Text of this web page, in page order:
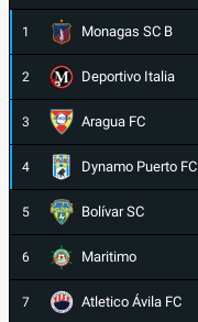
1 Monagas SC B
2 Deportivo Italia
3 Aragua FC
4 Dynamo Puerto FC
5 Bolívar SC
6 Maritimo
7 Atletico Ávila FC